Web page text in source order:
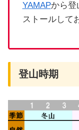
YAMAPから登
ストールして
登山時期